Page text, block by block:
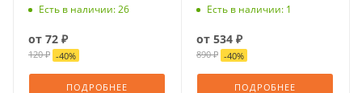
Есть в наличии: 26
от 72 ₽
120 ₽ -40%
ПОДРОБНЕЕ
Есть в наличии: 1
от 534 ₽
890 ₽ -40%
ПОДРОБНЕЕ